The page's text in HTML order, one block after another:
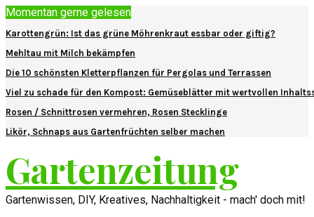
Momentan gerne gelesen
Karottengrün: Ist das grüne Möhrenkraut essbar oder giftig?
Mehltau mit Milch bekämpfen
Die 10 schönsten Kletterpflanzen für Pergolas und Terrassen
Viel zu schade für den Kompost: Gemüseblätter mit wertvollen
Rosen / Schnittrosen vermehren, Rosen Stecklinge
Likör, Schnaps aus Gartenfrüchten selber machen
Gartenzeitung
Gartenwissen, DIY, Kreatives, Nachhaltigkeit - mach' doch mit!